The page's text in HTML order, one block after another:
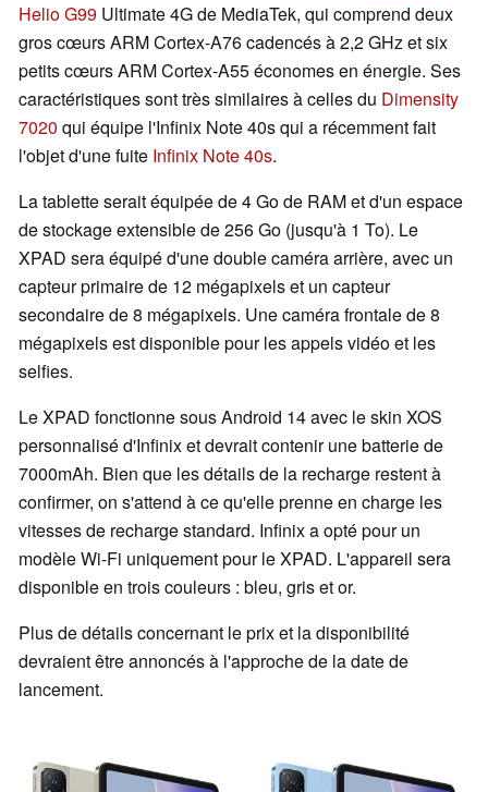
Helio G99 Ultimate 4G de MediaTek, qui comprend deux
gros cœurs ARM Cortex-A76 cadencés à 2,2 GHz et six
petits cœurs ARM Cortex-A55 économes en énergie. Ses
caractéristiques sont très similaires à celles du Dimensity
7020 qui équipe l'Infinix Note 40s qui a récemment fait
l'objet d'une fuite Infinix Note 40s.
La tablette serait équipée de 4 Go de RAM et d'un espace
de stockage extensible de 256 Go (jusqu'à 1 To). Le
XPAD sera équipé d'une double caméra arrière, avec un
capteur primaire de 12 mégapixels et un capteur
secondaire de 8 mégapixels. Une caméra frontale de 8
mégapixels est disponible pour les appels vidéo et les
selfies.
Le XPAD fonctionne sous Android 14 avec le skin XOS
personnalisé d'Infinix et devrait contenir une batterie de
7000mAh. Bien que les détails de la recharge restent à
confirmer, on s'attend à ce qu'elle prenne en charge les
vitesses de recharge standard. Infinix a opté pour un
modèle Wi-Fi uniquement pour le XPAD. L'appareil sera
disponible en trois couleurs : bleu, gris et or.
Plus de détails concernant le prix et la disponibilité
devraient être annoncés à l'approche de la date de
lancement.